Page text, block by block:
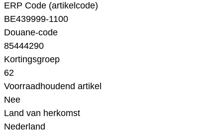
ERP Code (artikelcode)
BE439999-1100
Douane-code
85444290
Kortingsgroep
62
Voorraadhoudend artikel
Nee
Land van herkomst
Nederland